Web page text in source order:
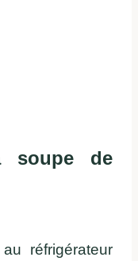
soupe de
réfrigérateur